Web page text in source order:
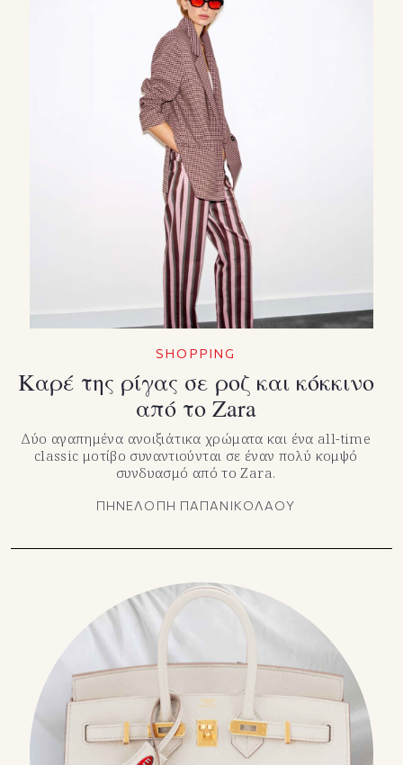
SHOPPING
Καρέ της ρίγας σε ροζ και κόκκινο
από το Zara
Δύο αγαπημένα ανοιξιάτικα χρώματα και ένα all-time
classic μοτίβο συναντιούνται σε έναν πολύ κομψό
συνδυασμό από το Zara.
ΠΗΝΕΛΟΠΗ ΠΑΠΑΝΙΚΟΛΑΟΥ